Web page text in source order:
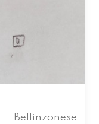
Bellinzonese